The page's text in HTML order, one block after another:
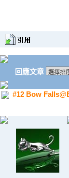
回應文章
#12 Bow